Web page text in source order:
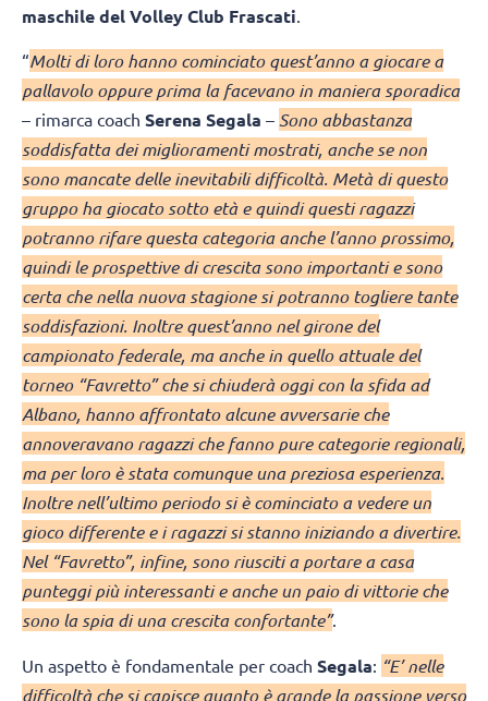
maschile del Volley Club Frascati.
“Molti di loro hanno cominciato quest’anno a giocare a
pallavolo oppure prima la facevano in maniera sporadica
– rimarca coach Serena Segala – Sono abbastanza
soddisfatta dei miglioramenti mostrati, anche se non
sono mancate delle inevitabili difficoltà. Metà di questo
gruppo ha giocato sotto età e quindi questi ragazzi
potranno rifare questa categoria anche l’anno prossimo,
quindi le prospettive di crescita sono importanti e sono
certa che nella nuova stagione si potranno togliere tante
soddisfazioni. Inoltre quest’anno nel girone del
campionato federale, ma anche in quello attuale del
torneo “Favretto” che si chiuderà oggi con la sfida ad
Albano, hanno affrontato alcune avversarie che
annoveravano ragazzi che fanno pure categorie regionali,
ma per loro è stata comunque una preziosa esperienza.
Inoltre nell’ultimo periodo si è cominciato a vedere un
gioco differente e i ragazzi si stanno iniziando a divertire.
Nel “Favretto”, infine, sono riusciti a portare a casa
punteggi più interessanti e anche un paio di vittorie che
sono la spia di una crescita confortante”.
Un aspetto è fondamentale per coach Segala: “E’ nelle
difficoltà che si capisce quanto è grande la passione verso